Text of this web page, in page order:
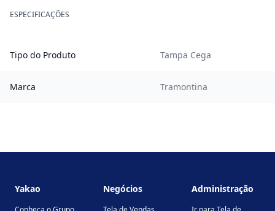
ESPECIFICAÇÕES
Tipo do Produto Tampa Cega
Marca Tramontina
Yakao Negócios Administração